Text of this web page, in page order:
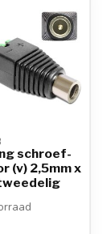
schroef-
(v) 2,5mm x